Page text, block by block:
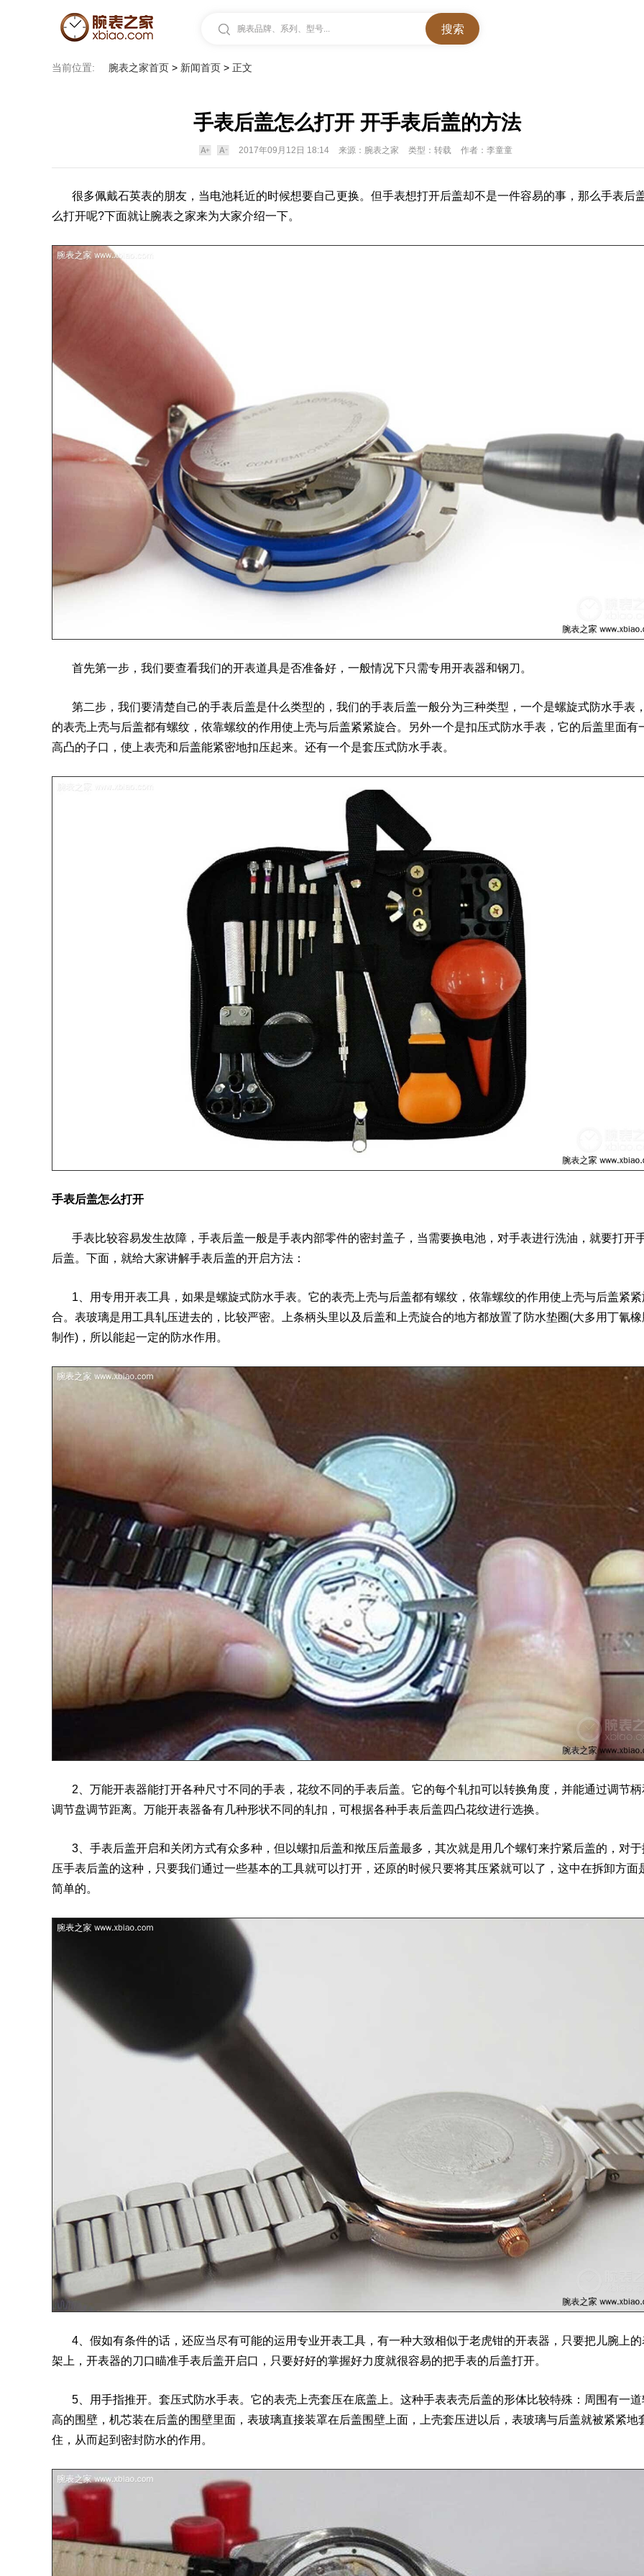
腕表品牌、系列、型号...
当前位置: 腕表之家首页 > 新闻首页 > 正文
手表后盖怎么打开 开手表后盖的方法
2017年09月12日 18:14 来源：腕表之家 类型：转载 作者：李童童
很多佩戴石英表的朋友，当电池耗近的时候想要自己更换。但手表想打开后盖却不是一件容易的事，那么手表后
么打开呢?下面就让腕表之家来为大家介绍一下。
首先第一步，我们要查看我们的开表道具是否准备好，一般情况下只需专用开表器和钢刀。
第二步，我们要清楚自己的手表后盖是什么类型的，我们的手表后盖一般分为三种类型，一个是螺旋式防水手表
的表壳上壳与后盖都有螺纹，依靠螺纹的作用使上壳与后盖紧紧旋合。另外一个是扣压式防水手表，它的后盖里面有
高凸的子口，使上表壳和后盖能紧密地扣压起来。还有一个是套压式防水手表。
手表后盖怎么打开
手表比较容易发生故障，手表后盖一般是手表内部零件的密封盖子，当需要换电池，对手表进行洗油，就要打开
后盖。下面，就给大家讲解手表后盖的开启方法：
1、用专用开表工具，如果是螺旋式防水手表。它的表壳上壳与后盖都有螺纹，依靠螺纹的作用使上壳与后盖紧紧
合。表玻璃是用工具轧压进去的，比较严密。上条柄头里以及后盖和上壳旋合的地方都放置了防水垫圈(大多用丁氰橡
制作)，所以能起一定的防水作用。
2、万能开表器能打开各种尺寸不同的手表，花纹不同的手表后盖。它的每个轧扣可以转换角度，并能通过调节柄
调节盘调节距离。万能开表器备有几种形状不同的轧扣，可根据各种手表后盖四凸花纹进行选换。
3、手表后盖开启和关闭方式有众多种，但以螺扣后盖和揿压后盖最多，其次就是用几个螺钉来拧紧后盖的，对于
压手表后盖的这种，只要我们通过一些基本的工具就可以打开，还原的时候只要将其压紧就可以了，这中在拆卸方面
简单的。
4、假如有条件的话，还应当尽有可能的运用专业开表工具，有一种大致相似于老虎钳的开表器，只要把儿腕上的
架上，开表器的刀口瞄准手表后盖开启口，只要好好的掌握好力度就很容易的把手表的后盖打开。
5、用手指推开。套压式防水手表。它的表壳上壳套压在底盖上。这种手表表壳后盖的形体比较特殊：周围有一道
高的围壁， 机芯装在后盖的围壁里面，表玻璃直接装罩在后盖围壁上面，上壳套压进以后，表玻璃与后盖就被紧紧地
住，从而起到密封防水的作用。